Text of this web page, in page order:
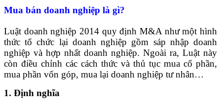
Mua bán doanh nghiệp là gì?
Luật doanh nghiệp 2014 quy định M&A như một hình
thức tổ chức lại doanh nghiệp gồm sáp nhập doanh
nghiệp và hợp nhất doanh nghiệp. Ngoài ra, Luật này
còn điều chỉnh các cách thức và thủ tục mua cổ phần,
mua phần vốn góp, mua lại doanh nghiệp tư nhân…
1. Định nghĩa